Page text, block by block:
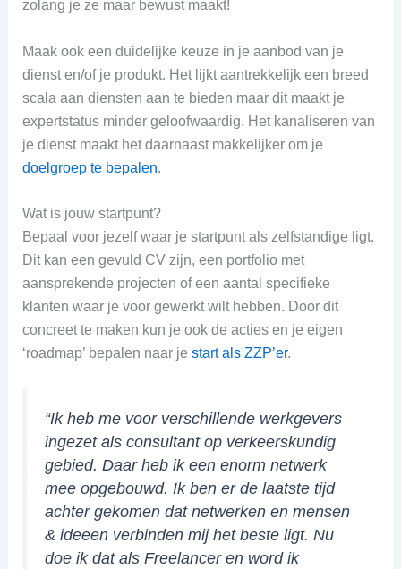
zolang je ze maar bewust maakt!
Maak ook een duidelijke keuze in je aanbod van je
dienst en/of je produkt. Het lijkt aantrekkelijk een breed
scala aan diensten aan te bieden maar dit maakt je
expertstatus minder geloofwaardig. Het kanaliseren van
je dienst maakt het daarnaast makkelijker om je
doelgroep te bepalen.
Wat is jouw startpunt?
Bepaal voor jezelf waar je startpunt als zelfstandige ligt.
Dit kan een gevuld CV zijn, een portfolio met
aansprekende projecten of een aantal specifieke
klanten waar je voor gewerkt wilt hebben. Door dit
concreet te maken kun je ook de acties en je eigen
‘roadmap’ bepalen naar je start als ZZP’er.
“Ik heb me voor verschillende werkgevers
ingezet als consultant op verkeerskundig
gebied. Daar heb ik een enorm netwerk
mee opgebouwd. Ik ben er de laatste tijd
achter gekomen dat netwerken en mensen
& ideeen verbinden mij het beste ligt. Nu
doe ik dat als Freelancer en word ik